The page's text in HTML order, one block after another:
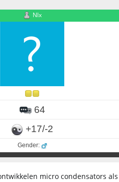
Nlx
64
+17/-2
Gender:
micro condensators